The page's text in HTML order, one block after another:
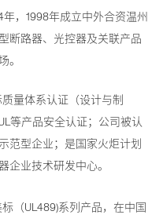
，1998年成立中外合资温州
断路器、光控器及关联产品
。
量体系认证（设计与制
等产品安全认证；公司被认
范型企业；是国家火炬计划
企业技术研发中心。
（UL489)系列产品，在中国